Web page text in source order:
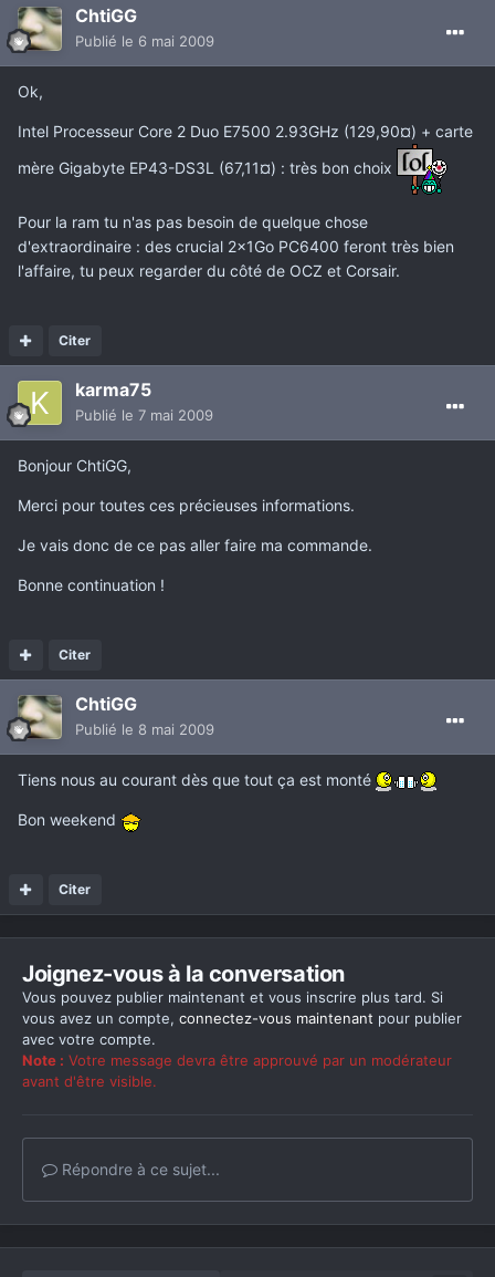
ChtiGG
Publié le 6 mai 2009
Ok,
Intel Processeur Core 2 Duo E7500 2.93GHz (129,90¤) + carte
mère Gigabyte EP43-DS3L (67,11¤) : très bon choix
Pour la ram tu n'as pas besoin de quelque chose
d'extraordinaire : des crucial 2x1Go PC6400 feront très bien
l'affaire, tu peux regarder du côté de OCZ et Corsair.
Citer
karma75
Publié le 7 mai 2009
Bonjour ChtiGG,
Merci pour toutes ces précieuses informations.
Je vais donc de ce pas aller faire ma commande.
Bonne continuation !
Citer
ChtiGG
Publié le 8 mai 2009
Tiens nous au courant dès que tout ça est monté
Bon weekend
Citer
Joignez-vous à la conversation
Vous pouvez publier maintenant et vous inscrire plus tard. Si
vous avez un compte, connectez-vous maintenant pour publier
avec votre compte.
Note : Votre message devra être approuvé par un modérateur
avant d'être visible.
Répondre à ce sujet...